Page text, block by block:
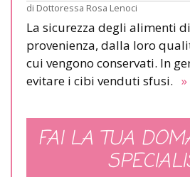
di Dottoressa Rosa Lenoci
La sicurezza degli alimenti
provenienza, dalla loro
cui vengono conservati. In
evitare i cibi venduti sfusi. »
FAI LA TUA